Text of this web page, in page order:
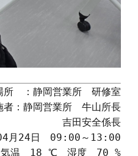
所　：静岡営業所　研修室
者：静岡営業所　牛山所長
吉田安全係長
月24日　09:00～13:00
気温　18 ℃　湿度　70 %